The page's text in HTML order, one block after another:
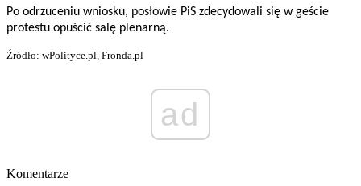
Po odrzuceniu wniosku, posłowie PiS zdecydowali się w geście
protestu opuścić salę plenarną.
Źródło: wPolityce.pl, Fronda.pl
ad
Komentarze